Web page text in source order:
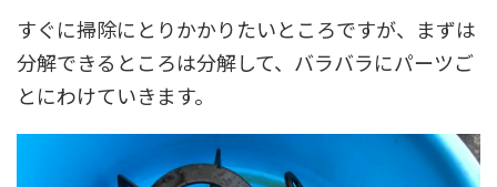
すぐに掃除にとりかかりたいところですが、まずは
分解できるところは分解して、バラバラにパーツご
とにわけていきます。